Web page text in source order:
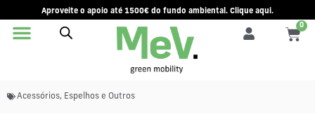
Aproveite o apoio até 1500€ do fundo ambiental. Clique aqui.
0
Acessórios, Espelhos e Outros